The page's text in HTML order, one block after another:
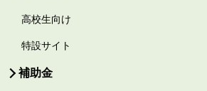
高校生向け
特設サイト
補助金